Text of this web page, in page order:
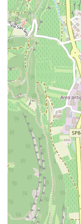
Arricciacapelli
Asciugamano
Asciugamano
Astuccio
Attaccapanni